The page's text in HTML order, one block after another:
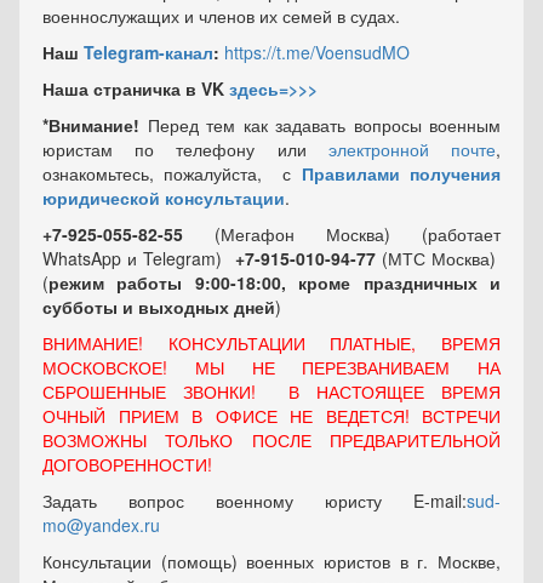
военнослужащих и членов их семей в судах.
Наш Telegram-канал: https://t.me/VoensudMO
Наша страничка в VK здесь=>>>
*Внимание! Перед тем как задавать вопросы военным
юристам по телефону или электронной почте,
ознакомьтесь, пожалуйста, с Правилами получения
юридической консультации.
+7-925-055-82-55 (Мегафон Москва) (работает
WhatsApp и Telegram) +7-915-010-94-77 (МТС Москва)
(режим работы 9:00-18:00, кроме праздничных и
субботы и выходных дней)
ВНИМАНИЕ! КОНСУЛЬТАЦИИ ПЛАТНЫЕ, ВРЕМЯ
МОСКОВСКОЕ! МЫ НЕ ПЕРЕЗВАНИВАЕМ НА
СБРОШЕННЫЕ ЗВОНКИ! В НАСТОЯЩЕЕ ВРЕМЯ
ОЧНЫЙ ПРИЕМ В ОФИСЕ НЕ ВЕДЕТСЯ! ВСТРЕЧИ
ВОЗМОЖНЫ ТОЛЬКО ПОСЛЕ ПРЕДВАРИТЕЛЬНОЙ
ДОГОВОРЕННОСТИ!
Задать вопрос военному юристу E-mail:sud-
mo@yandex.ru
Консультации (помощь) военных юристов в г. Москве,